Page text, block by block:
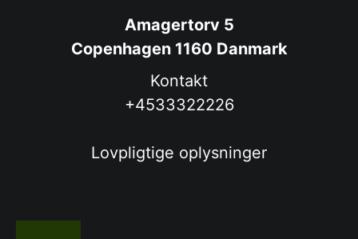
Amagertorv 5
Copenhagen 1160 Danmark
Kontakt
+4533322226
Lovpligtige oplysninger